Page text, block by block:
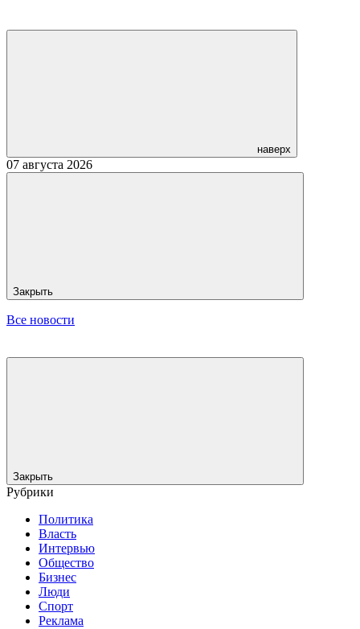
наверх
07 августа 2026
Закрыть
Все новости
Закрыть
Рубрики
Политика
Власть
Интервью
Общество
Бизнес
Люди
Спорт
Реклама